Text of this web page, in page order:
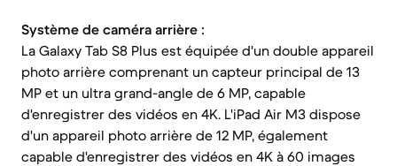
Système de caméra arrière :
La Galaxy Tab S8 Plus est équipée d'un double appareil
photo arrière comprenant un capteur principal de 13
MP et un ultra grand-angle de 6 MP, capable
d'enregistrer des vidéos en 4K. L'iPad Air M3 dispose
d'un appareil photo arrière de 12 MP, également
capable d'enregistrer des vidéos en 4K à 60 images